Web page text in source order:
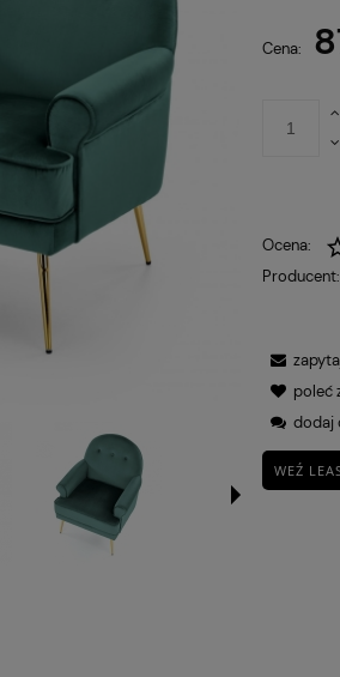
Cena nie zawiera
płatności
Cena:
Ocena:
Producent:
poleć
dodaj
WEŹ